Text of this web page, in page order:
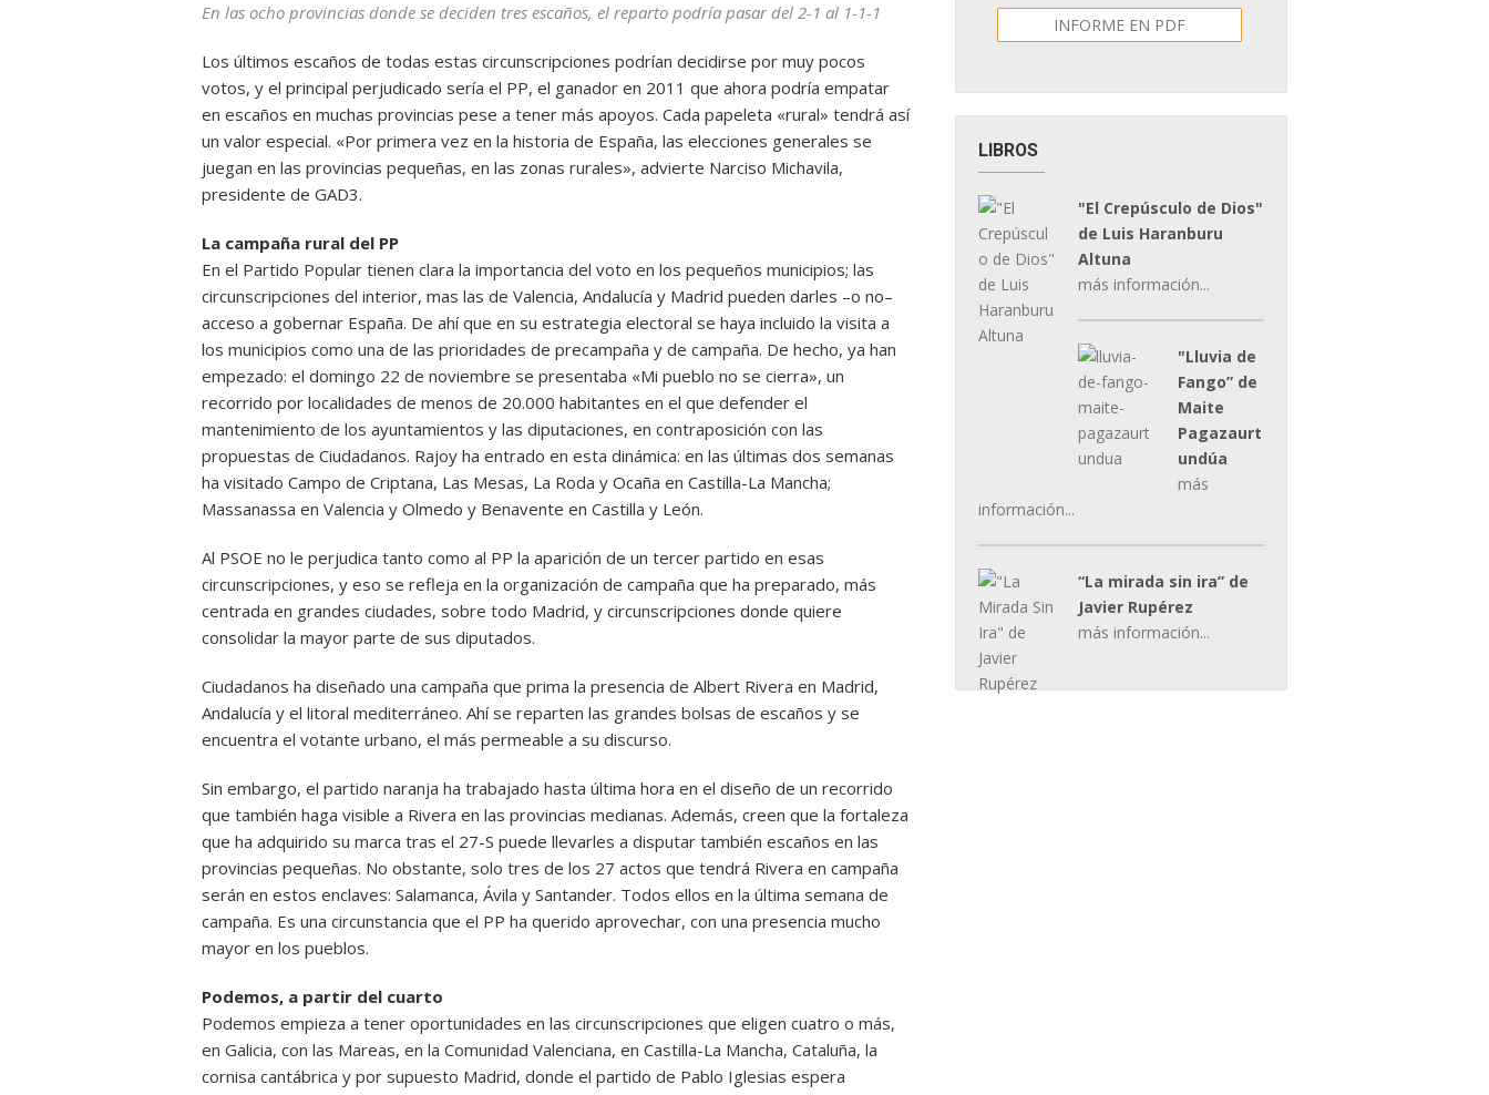
En las ocho provincias donde se deciden tres escaños, el reparto podría pasar del 2-1 al 1-1-1
Los últimos escaños de todas estas circunscripciones podrían decidirse por muy pocos
votos, y el principal perjudicado sería el PP, el ganador en 2011 que ahora podría empatar
en escaños en muchas provincias pese a tener más apoyos. Cada papeleta «rural» tendrá así
un valor especial. «Por primera vez en la historia de España, las elecciones generales se
juegan en las provincias pequeñas, en las zonas rurales», advierte Narciso Michavila,
presidente de GAD3.
La campaña rural del PP
En el Partido Popular tienen clara la importancia del voto en los pequeños municipios; las
circunscripciones del interior, mas las de Valencia, Andalucía y Madrid pueden darles –o no–
acceso a gobernar España. De ahí que en su estrategia electoral se haya incluido la visita a
los municipios como una de las prioridades de precampaña y de campaña. De hecho, ya han
empezado: el domingo 22 de noviembre se presentaba «Mi pueblo no se cierra», un
recorrido por localidades de menos de 20.000 habitantes en el que defender el
mantenimiento de los ayuntamientos y las diputaciones, en contraposición con las
propuestas de Ciudadanos. Rajoy ha entrado en esta dinámica: en las últimas dos semanas
ha visitado Campo de Criptana, Las Mesas, La Roda y Ocaña en Castilla-La Mancha;
Massanassa en Valencia y Olmedo y Benavente en Castilla y León.
Al PSOE no le perjudica tanto como al PP la aparición de un tercer partido en esas
circunscripciones, y eso se refleja en la organización de campaña que ha preparado, más
centrada en grandes ciudades, sobre todo Madrid, y circunscripciones donde quiere
consolidar la mayor parte de sus diputados.
Ciudadanos ha diseñado una campaña que prima la presencia de Albert Rivera en Madrid,
Andalucía y el litoral mediterráneo. Ahí se reparten las grandes bolsas de escaños y se
encuentra el votante urbano, el más permeable a su discurso.
Sin embargo, el partido naranja ha trabajado hasta última hora en el diseño de un recorrido
que también haga visible a Rivera en las provincias medianas. Además, creen que la fortaleza
que ha adquirido su marca tras el 27-S puede llevarles a disputar también escaños en las
provincias pequeñas. No obstante, solo tres de los 27 actos que tendrá Rivera en campaña
serán en estos enclaves: Salamanca, Ávila y Santander. Todos ellos en la última semana de
campaña. Es una circunstancia que el PP ha querido aprovechar, con una presencia mucho
mayor en los pueblos.
Podemos, a partir del cuarto
Podemos empieza a tener oportunidades en las circunscripciones que eligen cuatro o más,
en Galicia, con las Mareas, en la Comunidad Valenciana, en Castilla-La Mancha, Cataluña, la
cornisa cantábrica y por supuesto Madrid, donde el partido de Pablo Iglesias espera
INFORME EN PDF
LIBROS
"El Crepúsculo de Dios"
de Luis Haranburu
Altuna
más información...
"Lluvia de
Fango” de
Maite
Pagazaurt
undúa
más
información...
“La mirada sin ira” de
Javier Rupérez
más información...